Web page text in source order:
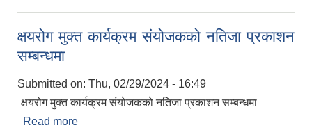
क्षयरोग मुक्त कार्यक्रम संयोजकको नतिजा प्रकाशन
सम्बन्धमा
Submitted on: Thu, 02/29/2024 - 16:49
क्षयरोग मुक्त कार्यक्रम संयोजकको नतिजा प्रकाशन सम्बन्धमा
Read more